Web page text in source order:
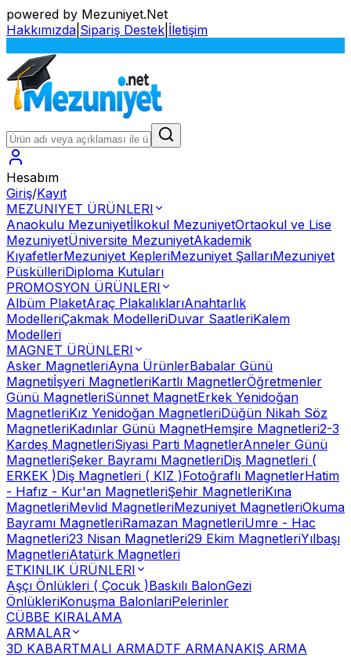
powered by Mezuniyet.Net
Hakkımızda Sipariş Destek İletişim
Hesabım
Giriş/Kayıt
MEZUNIYET ÜRÜNLERI
Anaokulu Mezuniyetİlkokul MezuniyetOrtaokul ve Lise
MezuniyetÜniversite MezuniyetAkademik
KıyafetlerMezuniyet KepleriMezuniyet ŞallarıMezuniyet
PüskülleriDiploma Kutuları
PROMOSYON ÜRÜNLERI
Albüm PlaketAraç PlakalıklarıAnahtarlık
ModelleriÇakmak ModelleriDuvar SaatleriKalem
Modelleri
MAGNET ÜRÜNLERI
Asker MagnetleriAyna ÜrünlerBabalar Günü
Magnetiİşyeri MagnetleriKartlı MagnetlerÖğretmenler
Günü MagnetleriSünnet MagnetErkek Yenidoğan
MagnetleriKız Yenidoğan MagnetleriDüğün Nikah Söz
MagnetleriKadınlar Günü MagnetHemşire Magnetleri2-3
Kardeş MagnetleriSiyasi Parti MagnetlerAnneler Günü
MagnetleriŞeker Bayramı MagnetleriDiş Magnetleri (
ERKEK )Diş Magnetleri ( KIZ )Fotoğraflı MagnetlerHatim
- Hafız - Kur'an MagnetleriŞehir MagnetleriKına
MagnetleriMevlid MagnetleriMezuniyet MagnetleriOkuma
Bayramı MagnetleriRamazan MagnetleriUmre - Hac
Magnetleri23 Nisan Magnetleri29 Ekim MagnetleriYılbaşı
MagnetleriAtatürk Magnetleri
ETKINLIK ÜRÜNLERI
Aşçı Önlükleri ( Çocuk )Baskılı BalonGezi
ÖnlükleriKonuşma BalonlariPelerinler
CÜBBE KIRALAMA
ARMALAR
3D KABARTMALI ARMADTF ARMANAKIŞ ARMA